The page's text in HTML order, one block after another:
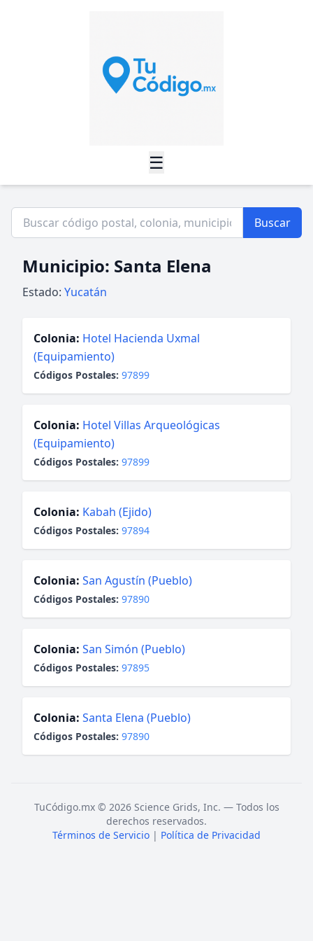
☰
Buscar
Municipio: Santa Elena
Estado: Yucatán
Colonia: Hotel Hacienda Uxmal
(Equipamiento)
Códigos Postales: 97899
Colonia: Hotel Villas Arqueológicas
(Equipamiento)
Códigos Postales: 97899
Colonia: Kabah (Ejido)
Códigos Postales: 97894
Colonia: San Agustín (Pueblo)
Códigos Postales: 97890
Colonia: San Simón (Pueblo)
Códigos Postales: 97895
Colonia: Santa Elena (Pueblo)
Códigos Postales: 97890
TuCódigo.mx © 2026 Science Grids, Inc. — Todos los
derechos reservados.
Términos de Servicio | Política de Privacidad